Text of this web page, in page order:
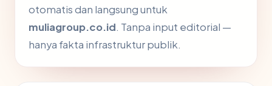
otomatis dan langsung untuk
muliagroup.co.id. Tanpa input editorial —
hanya fakta infrastruktur publik.